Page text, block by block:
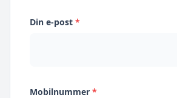
Din e-post *
Mobilnummer *